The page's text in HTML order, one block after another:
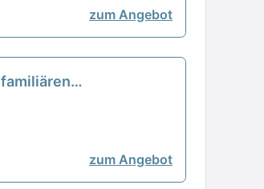
zum Angebot
zum Angebot